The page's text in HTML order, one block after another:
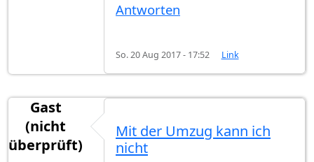
Antworten
So. 20 Aug 2017 - 17:52 Link
Gast
(nicht
überprüft)
Mit der Umzug kann ich
nicht